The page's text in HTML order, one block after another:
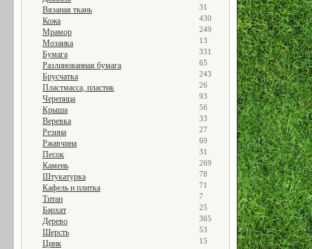
Вязаная ткань 31
Кожа 430
Мрамор 249
Мозаика 13
Бумага 331
Разлинованная бумага 65
Брусчатка 243
Пластмасса, пластик 26
Черепица 93
Крыша 56
Веревка 33
Резина 27
Ржавчина 69
Песок 31
Камень 269
Штукатурка 78
Кафель и плитка 71
Титан 7
Бархат 25
Дерево 365
Шерсть 53
Цинк 15